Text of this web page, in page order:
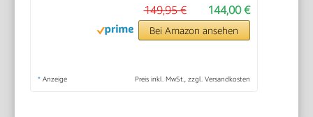
144,00 €
149,95 €
Bei Amazon ansehen
* Anzeige Preis inkl. MwSt., zzgl. Versandkosten